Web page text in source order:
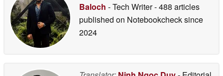
Baloch - Tech Writer- 488 articles
published on Notebookchecksince
2024